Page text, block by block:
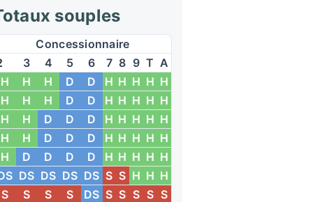
souples
Concessionnaire
3 4 5 6 7 8 9 T A
H H H D D H H H H H
H H H D D H H H H H
H H D D D H H H H H
H H D D D H H H H H
H D D D D H H H H H
DS DS DS DS S S H H H
S S S S DS S S S S S